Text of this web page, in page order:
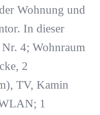
Wohnung und
In dieser
4; Wohnraum
2
TV, Kamin
1